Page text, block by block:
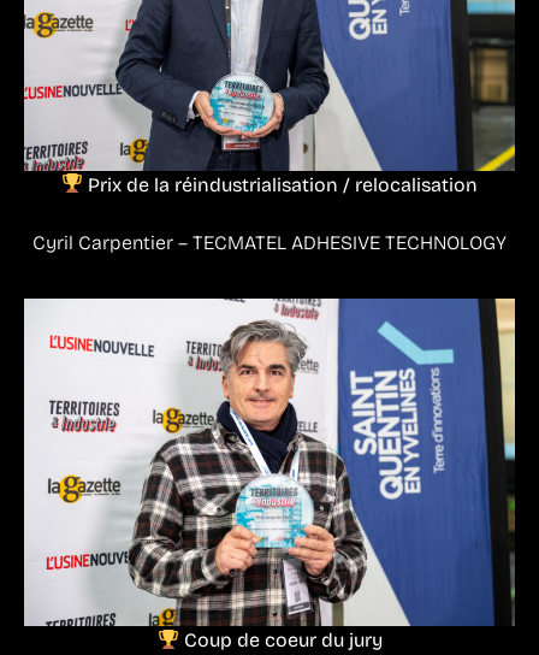
Prix de la réindustrialisation / relocalisation
Cyril Carpentier – TECMATEL ADHESIVE TECHNOLOGY
Coup de coeur du jury